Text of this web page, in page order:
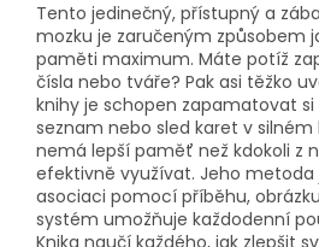
Tento jedinečný, přístupný a
mozku je zaručeným způsobem
paměti maximum. Máte potíž
čísla nebo tváře? Pak asi těžko
knihy je schopen zapamatovat
seznam nebo sled karet v silném
nemá lepší paměť než kdokoli z
efektivně využívat. Jeho metoda
asociaci pomocí příběhu,
systém umožňuje každodenní